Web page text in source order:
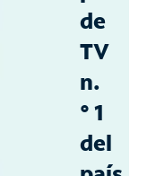
de
TV
n.
° 1
del